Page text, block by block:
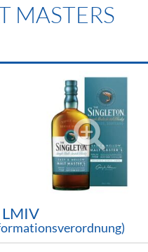
MASTERS
LMIV